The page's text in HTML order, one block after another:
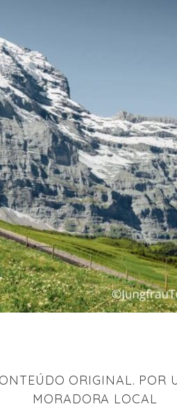
ORIGINAL. POR
MORADORA LOCAL